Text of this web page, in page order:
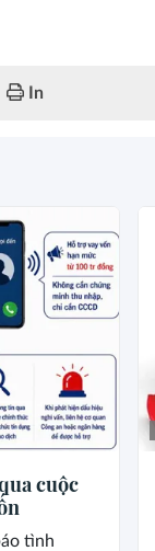
In
cuộc
tình